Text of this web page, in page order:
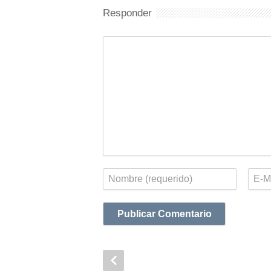
Responder
Nombre